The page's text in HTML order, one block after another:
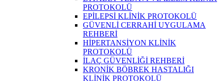
PROTOKOLÜ
EPİLEPSİ KLİNİK PROTOKOLÜ
GÜVENLİ CERRAHİ UYGULAMA
REHBERİ
HİPERTANSİYON KLİNİK
PROTOKOLÜ
İLAÇ GÜVENLİĞİ REHBERİ
KRONİK BÖBREK HASTALIĞI
KLİNİK PROTOKOLÜ